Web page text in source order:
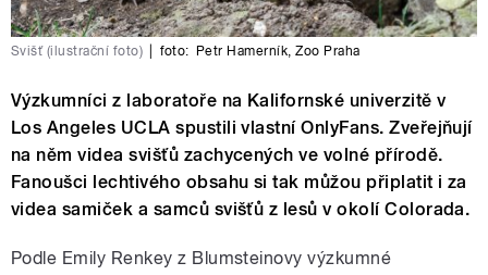
Svišť (ilustrační foto) foto: Petr Hamerník ,Zoo Praha
Výzkumníci z laboratoře na Kalifornské univerzitě v
Los Angeles UCLA spustili vlastní OnlyFans. Zveřejňují
na něm videa svišťů zachycených ve volné přírodě.
Fanoušci lechtivého obsahu si tak můžou připlatit i za
videa samiček a samců svišťů z lesů v okolí Colorada.
Podle Emily Renkey z Blumsteinovy výzkumné